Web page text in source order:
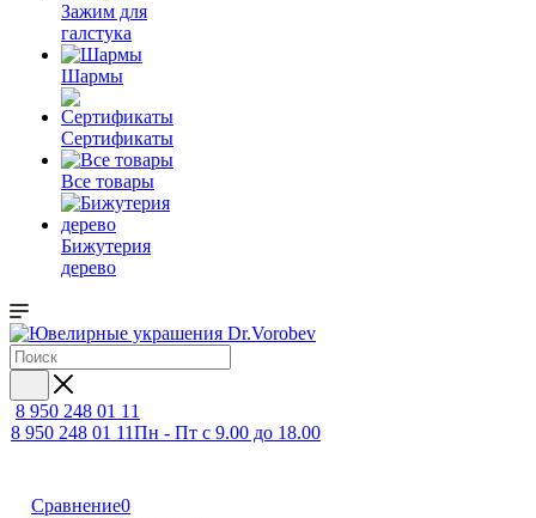
Зажим для
галстука
Шармы
Сертификаты
Все товары
Бижутерия
дерево
8 950 248 01 11
8 950 248 01 11Пн - Пт с 9.00 до 18.00
Сравнение0